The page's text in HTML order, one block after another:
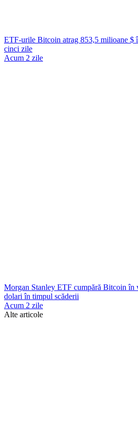
ETF-urile Bitcoin atrag 853,5 milioane $
cinci zile
Acum 2 zile
Morgan Stanley ETF cumpără Bitcoin în
dolari în timpul scăderii
Acum 2 zile
Alte articole